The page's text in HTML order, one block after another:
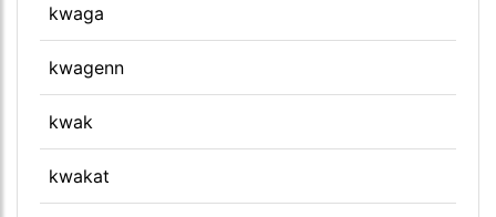
kwaga
kwagenn
kwak
kwakat